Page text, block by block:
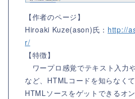
【作者のページ】
Hiroaki Kuze(ason)氏： http://
r/
【特徴】
ワープロ感覚でテキスト入力
など、HTMLコードを知らなく
HTMLソースをゲットできるオ